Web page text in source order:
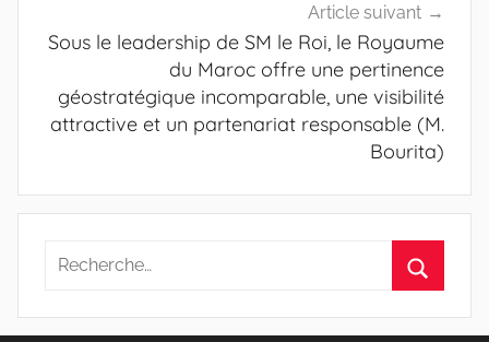
Article suivant
Sous le leadership de SM le Roi, le Royaume
du Maroc offre une pertinence
géostratégique incomparable, une visibilité
attractive et un partenariat responsable (M.
Bourita)
Recherche
: